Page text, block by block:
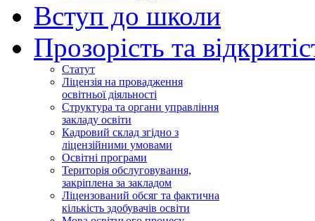
Вступ до школи
Прозорість та
Статут
Ліцензія на провадження
освітньої діяльності
Структура та органи управління
закладу освіти
Кадровий склад згідно з
ліцензійними умовами
Освітні програми
Територія обслуговування,
закріплена за закладом
Ліцензований обсяг та фактична
кількість здобувачів освіти